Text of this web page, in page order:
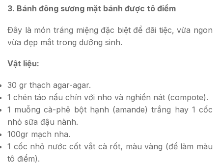
3. Bánh đông sương mặt bánh được tô điểm
Ðây là món tráng miệng đặc biệt để đãi tiệc, vừa ngon
vừa đẹp mắt trong dưỡng sinh.
Vật liệu:
30 gr thạch agar-agar.
1 chén táo nấu chín với nho và nghiền nát (compote).
1 muỗng cà-phê bột hạnh (amande) trắng hay 1 cốc
nhỏ sữa đậu nành.
100gr mạch nha.
1 cốc nhỏ nước cốt vắt cà rốt, màu vàng (để làm màu
tô điểm).